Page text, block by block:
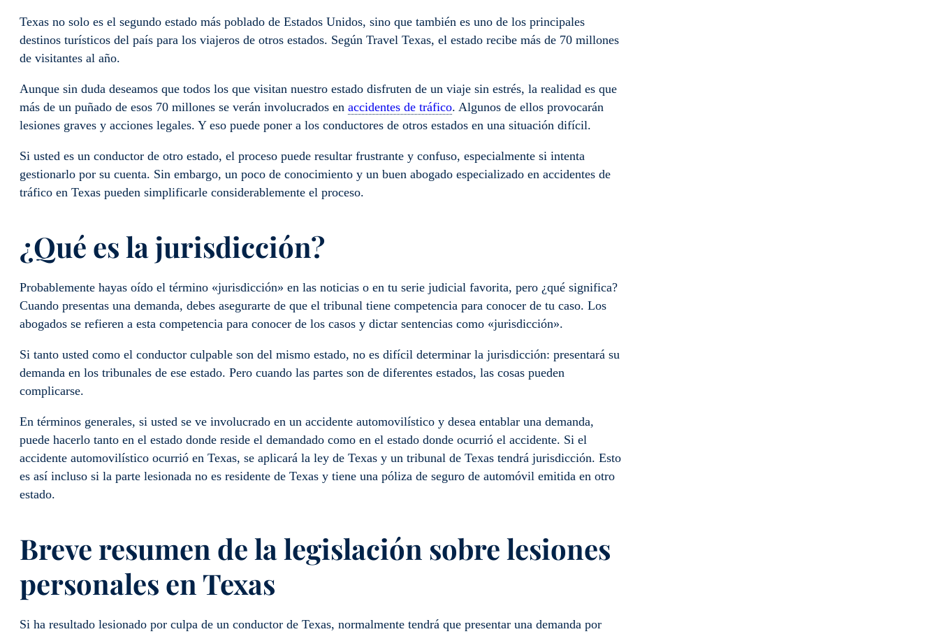
Texas no solo es el segundo estado más poblado de Estados Unidos, sino que también es uno de los principales
destinos turísticos del país para los viajeros de otros estados. Según Travel Texas, el estado recibe más de 70 millones
de visitantes al año.
Aunque sin duda deseamos que todos los que visitan nuestro estado disfruten de un viaje sin estrés, la realidad es que
más de un puñado de esos 70 millones se verán involucrados en accidentes de tráfico. Algunos de ellos provocarán
lesiones graves y acciones legales. Y eso puede poner a los conductores de otros estados en una situación difícil.
Si usted es un conductor de otro estado, el proceso puede resultar frustrante y confuso, especialmente si intenta
gestionarlo por su cuenta. Sin embargo, un poco de conocimiento y un buen abogado especializado en accidentes de
tráfico en Texas pueden simplificarle considerablemente el proceso.
¿Qué es la jurisdicción?
Probablemente hayas oído el término «jurisdicción» en las noticias o en tu serie judicial favorita, pero ¿qué significa?
Cuando presentas una demanda, debes asegurarte de que el tribunal tiene competencia para conocer de tu caso. Los
abogados se refieren a esta competencia para conocer de los casos y dictar sentencias como «jurisdicción».
Si tanto usted como el conductor culpable son del mismo estado, no es difícil determinar la jurisdicción: presentará su
demanda en los tribunales de ese estado. Pero cuando las partes son de diferentes estados, las cosas pueden
complicarse.
En términos generales, si usted se ve involucrado en un accidente automovilístico y desea entablar una demanda,
puede hacerlo tanto en el estado donde reside el demandado como en el estado donde ocurrió el accidente. Si el
accidente automovilístico ocurrió en Texas, se aplicará la ley de Texas y un tribunal de Texas tendrá jurisdicción. Esto
es así incluso si la parte lesionada no es residente de Texas y tiene una póliza de seguro de automóvil emitida en otro
estado.
Breve resumen de la legislación sobre lesiones
personales en Texas
Si ha resultado lesionado por culpa de un conductor de Texas, normalmente tendrá que presentar una demanda por